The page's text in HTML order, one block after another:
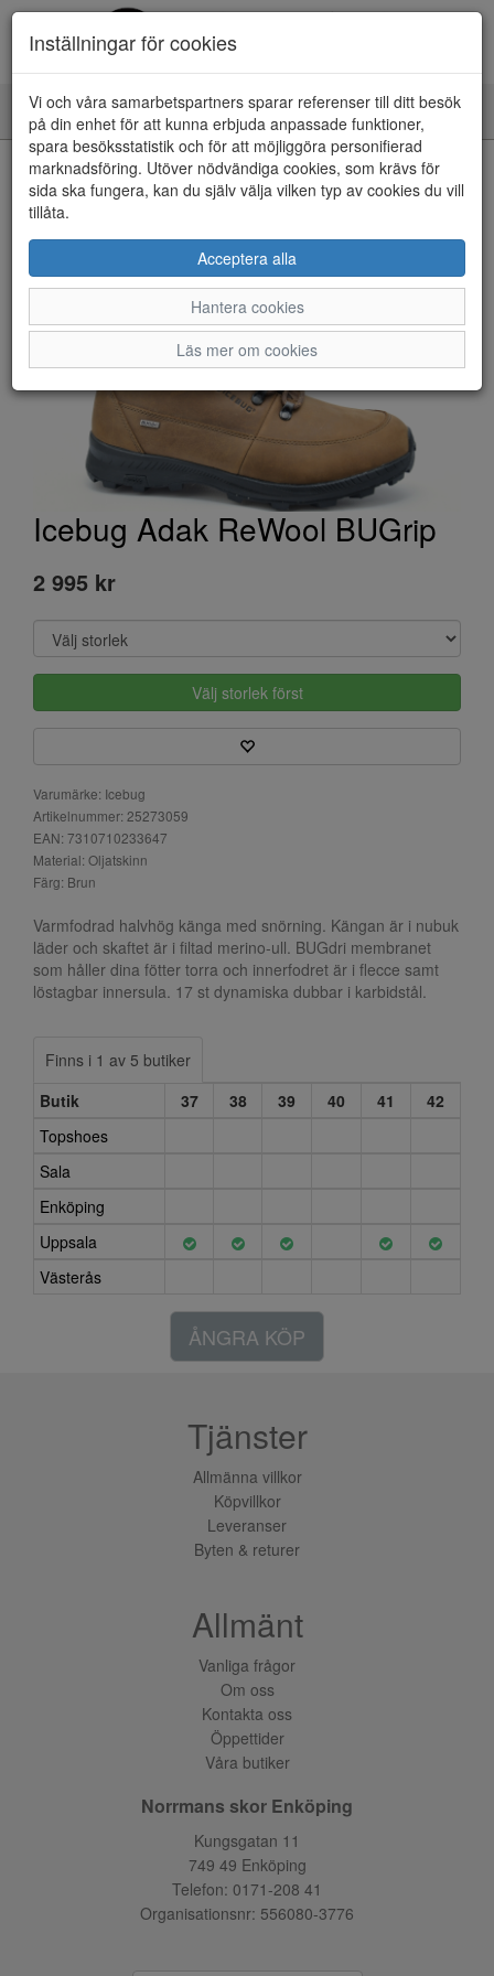
Toggle
navigation
HEM
Icebug Adak ReWool BUGrip
2 995 kr
Välj storlek först
Varumärke: Icebug
Artikelnummer: 25273059
EAN: 7310710233647
Material: Oljatskinn
Färg: Brun
Varmfodrad halvhög känga med snörning. Kängan är i nubuk
läder och skaftet är i filtad merino-ull. BUGdri membranet
som håller dina fötter torra och innerfodret är i flecce samt
löstagbar innersula. 17 st dynamiska dubbar i karbidstål.
Finns i 1 av 5 butiker
Butik
37 38 39 40 41
42
Topshoes
Sala
Enköping
Uppsala
Västerås
ÅNGRA KÖP
Inställningar för cookies
Vi och våra samarbetspartners sparar referenser till ditt besök
på din enhet för att kunna erbjuda anpassade funktioner,
spara besöksstatistik och för att möjliggöra personifierad
marknadsföring. Utöver nödvändiga cookies, som krävs för
sida ska fungera, kan du själv välja vilken typ av cookies du vill
tillåta.
Acceptera alla
Hantera cookies
Läs mer om cookies
Tjänster
Allmänna villkor
Köpvillkor
Leveranser
Byten & returer
Allmänt
Vanliga frågor
Om oss
Kontakta oss
Öppettider
Våra butiker
Norrmans skor Enköping
Kungsgatan 11
749 49 Enköping
Telefon: 0171-208 41
Organisationsnr: 556080-3776